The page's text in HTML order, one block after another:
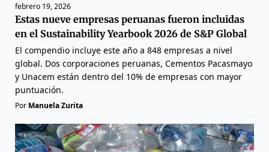
febrero 19, 2026
Estas nueve empresas peruanas fueron incluidas
en el Sustainability Yearbook 2026 de S&P Global
El compendio incluye este año a 848 empresas a nivel
global. Dos corporaciones peruanas, Cementos Pacasmayo
y Unacem están dentro del 10% de empresas con mayor
puntuación.
Por Manuela Zurita